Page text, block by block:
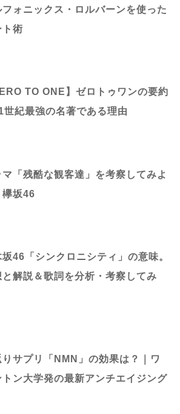
フォニックス・ロルバーンを使った
ト術
TO ONE】ゼロトゥワンの要約
世紀最強の名著である理由
マ「残酷な観客達」を考察してみよ
欅坂46
坂46「シンクロニシティ」の意味。
と解説＆歌詞を分析・考察してみ
りサプリ「NMN」の効果は？｜ワ
トン大学発の最新アンチエイジング